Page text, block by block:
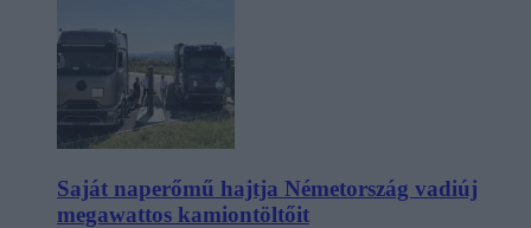
Saját naperőmű hajtja Németország vadiúj
megawattos kamiontöltőit